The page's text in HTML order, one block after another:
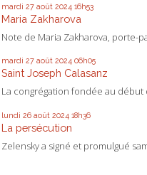
mardi 27 août 2024 16h53
Maria Zakharova
Note de Maria Zakharova, porte-
mardi 27 août 2024 06h05
Saint Joseph Calasanz
La congrégation fondée au début
lundi 26 août 2024 18h36
La persécution
Zelensky a signé et promulgué